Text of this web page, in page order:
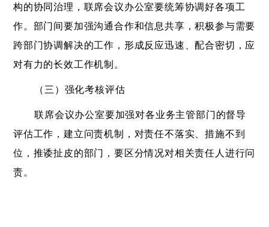
构的协同治理，联席会议办公室要统筹协调好各项工
作。部门间要加强沟通合作和信息共享，积极参与需要
跨部门协调解决的工作，形成反应迅速、配合密切，应
对有力的长效工作机制。
（三）强化考核评估
联席会议办公室要加强对各业务主管部门的督导
评估工作，建立问责机制，对责任不落实、措施不到
位，推诿扯皮的部门，要区分情况对相关责任人进行问
责。